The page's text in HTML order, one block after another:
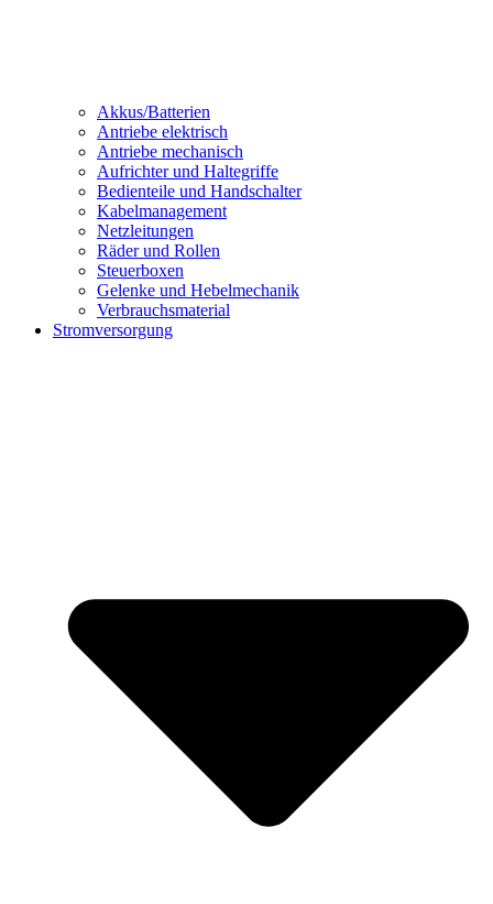
Akkus/Batterien
Antriebe elektrisch
Antriebe mechanisch
Aufrichter und Haltegriffe
Bedienteile und Handschalter
Kabelmanagement
Netzleitungen
Räder und Rollen
Steuerboxen
Gelenke und Hebelmechanik
Verbrauchsmaterial
Stromversorgung